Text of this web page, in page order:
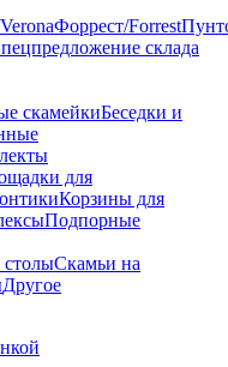
Форрест/Forrest
склада
скамейкиБеседки и
для
Корзины для
Подпорные
Скамьи на
Другое